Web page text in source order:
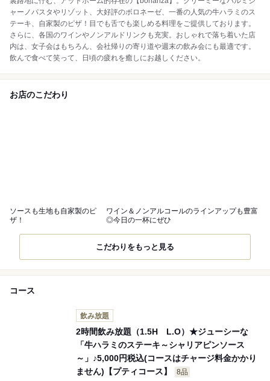
ャーノパスタやリゾット、大好評のボロネーゼ、一番の人気の牛ハラミのス
テーキ、自家製のピザ！目でも舌でも楽しめる料理をご提供しております。
さらに、各国のワインやノンアルドリンクも充実。おしゃれで落ち着いた店
内は、女子会はもちろん、会社帰りの寄り道や週末の飲み会にも最適です。
飲んで食べて笑って、日頃の疲れを癒しにお越しください。
お店のこだわり
ソースも生地も自家製のピ
ザ！
ワイン＆ノンアルコールのラインアップも豊富
◎今日の一杯にぜひ
こだわりをもっと見る
コース
飲み放題
2時間飲み放題（1.5H L.O）★ジューシーな
「牛ハラミのステーキ～シャリアピンソース
～」♪5,000円税込(コースはチャージ料金かかり
ません)【プティコース】
8品